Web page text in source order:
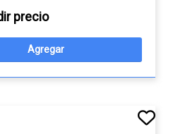
precio